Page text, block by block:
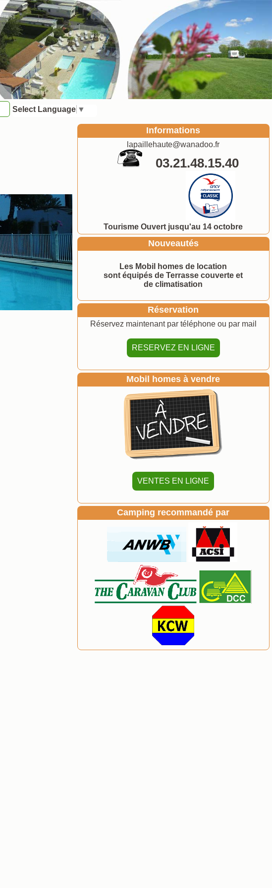
Select Language ▼
Informations
lapaillehaute@wanadoo.fr
03.21.48.15.40
Tourisme Ouvert jusqu'au 14 octobre
Nouveautés
Les Mobil homes de location
sont équipés de Terrasse couverte et
de climatisation​​​​​​​​​​​​​​​​​​​​​
Réservation
Réservez maintenant par téléphone ou par mail
RESERVEZ EN LIGNE
Mobil homes à vendre
VENTES EN LIGNE
Camping recommandé par